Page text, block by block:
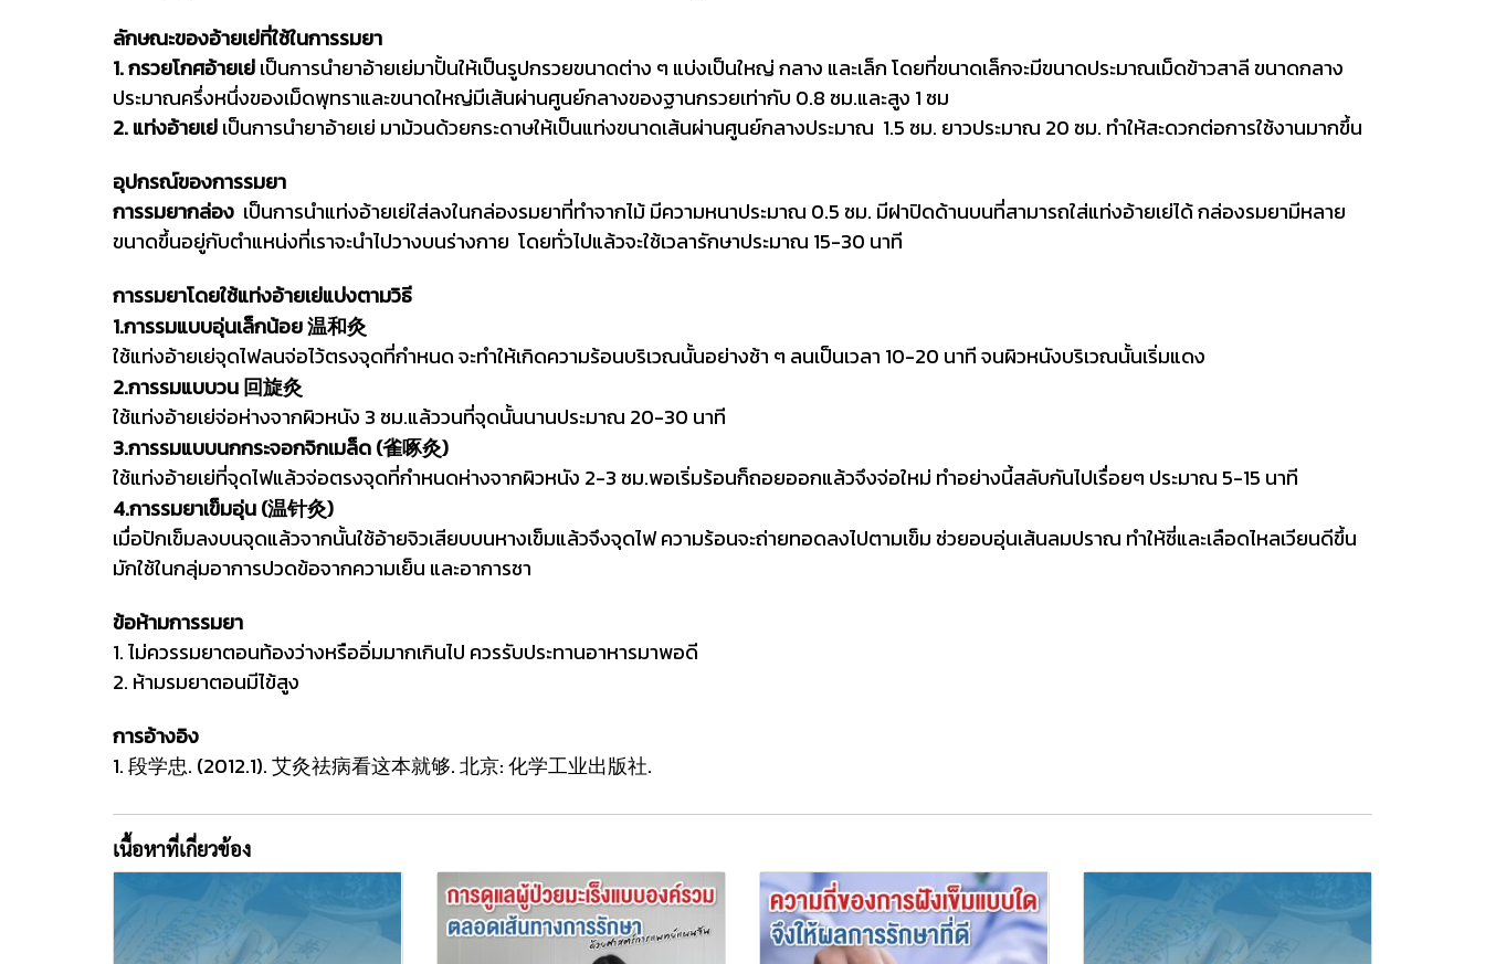
ลักษณะของอ้ายเย่ที่ใช้ในการรมยา
1. กรวยโกศอ้ายเย่เป็นการนำยาอ้ายเย่มาปั้นให้เป็นรูปกรวยขนาดต่าง ๆ แบ่งเป็นใหญ่ กลาง และเล็ก โดยที่ขนาดเล็กจะมีขนาดประมาณเม็ดข้าวสาลี ขนาดกลาง
ประมาณครึ่งหนึ่งของเม็ดพุทราและขนาดใหญ่มีเส้นผ่านศูนย์กลางของฐานกรวยเท่ากับ 0.8 ซม.และสูง 1 ซม
2. แท่งอ้ายเย่เป็นการนำยาอ้ายเย่ มาม้วนด้วยกระดาษให้เป็นแท่งขนาดเส้นผ่านศูนย์กลางประมาณ 1.5 ซม. ยาวประมาณ 20 ซม. ทำให้สะดวกต่อการใช้งานมากขึ้น
อุปกรณ์ของการรมยา
การรมยากล่อง เป็นการนำแท่งอ้ายเย่ใส่ลงในกล่องรมยาที่ทำจากไม้ มีความหนาประมาณ 0.5 ซม. มีฝาปิดด้านบนที่สามารถใส่แท่งอ้ายเย่ได้ กล่องรมยามีหลาย
ขนาดขึ้นอยู่กับตำแหน่งที่เราจะนำไปวางบนร่างกาย โดยทั่วไปแล้วจะใช้เวลารักษาประมาณ 15-30 นาที
การรมยาโดยใช้แท่งอ้ายเย่แบ่งตามวิธี
1.การรมแบบอุ่นเล็กน้อย 温和灸
ใช้แท่งอ้ายเย่จุดไฟลนจ่อไว้ตรงจุดที่กำหนด จะทำให้เกิดความร้อนบริเวณนั้นอย่างช้า ๆ ลนเป็นเวลา 10-20 นาที จนผิวหนังบริเวณนั้นเริ่มแดง
2.การรมแบบวน 回旋灸
ใช้แท่งอ้ายเย่จ่อห่างจากผิวหนัง 3 ซม.แล้ววนที่จุดนั้นนานประมาณ 20-30 นาที
3.การรมแบบนกกระจอกจิกเมล็ด (雀啄灸)
ใช้แท่งอ้ายเย่ที่จุดไฟแล้วจ่อตรงจุดที่กำหนดห่างจากผิวหนัง 2-3 ซม.พอเริ่มร้อนก็ถอยออกแล้วจึงจ่อใหม่ ทำอย่างนี้สลับกันไปเรื่อยๆ ประมาณ 5-15 นาที
4.การรมยาเข็มอุ่น (温针灸)
เมื่อปักเข็มลงบนจุดแล้วจากนั้นใช้อ้ายจิวเสียบบนหางเข็มแล้วจึงจุดไฟ ความร้อนจะถ่ายทอดลงไปตามเข็ม ช่วยอบอุ่นเส้นลมปราณ ทำให้ชี่และเลือดไหลเวียนดีขึ้น
มักใช้ในกลุ่มอาการปวดข้อจากความเย็น และอาการชา
ข้อห้ามการรมยา
1. ไม่ควรรมยาตอนท้องว่างหรืออิ่มมากเกินไป ควรรับประทานอาหารมาพอดี
2. ห้ามรมยาตอนมีไข้สูง
การอ้างอิง
1. 段学忠. (2012.1). 艾灸祛病看这本就够. 北京: 化学工业出版社.
เนื้อหาที่เกี่ยวข้อง